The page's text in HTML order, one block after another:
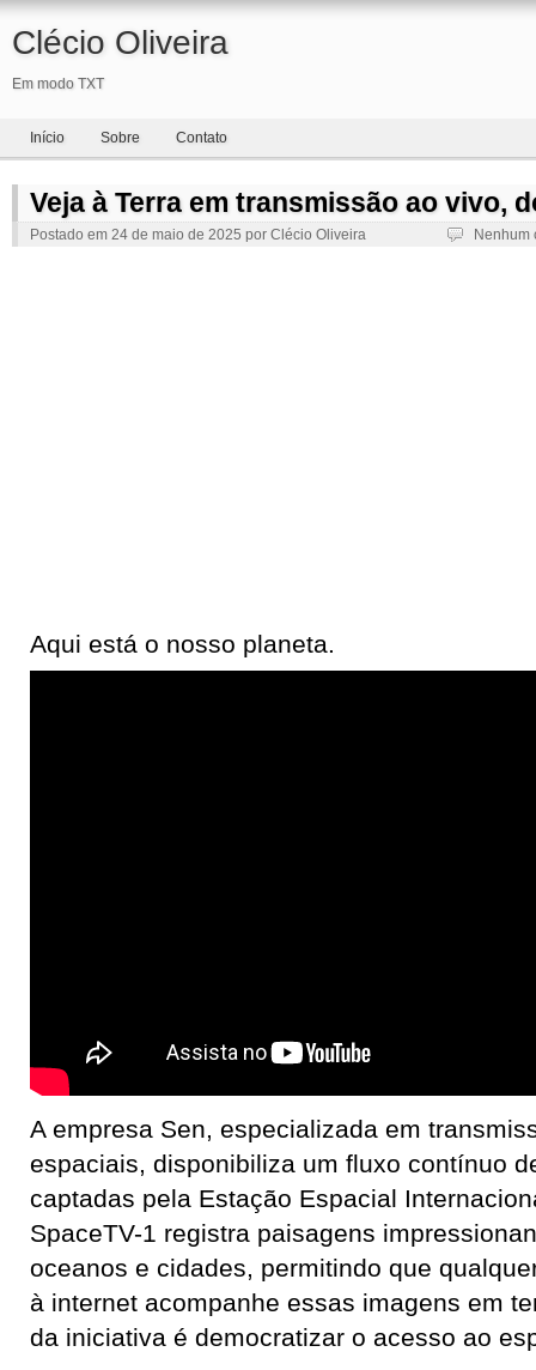
Clécio Oliveira
Em modo TXT
Início Sobre Contato
Veja à Terra em transmissão ao vivo,
Postado em 24 de maio de 2025 por Clécio Oliveira Nenhum
Aqui está o nosso planeta.
A empresa Sen, especializada em
espaciais, disponibiliza um fluxo contínuo
captadas pela Estação Espacial
SpaceTV-1 registra paisagens
oceanos e cidades, permitindo que
à internet acompanhe essas imagens em
da iniciativa é democratizar o acesso ao